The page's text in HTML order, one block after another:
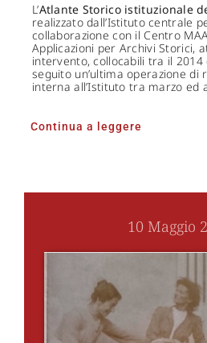
L’Atlante Storico istituzionale
realizzato dall’Istituto centrale
collaborazione con il Centro
Applicazioni per Archivi Storici,
intervento, collocabili tra il
seguito un’ultima operazione di
interna all’Istituto tra marzo ed
Continua a leggere
10 Maggio